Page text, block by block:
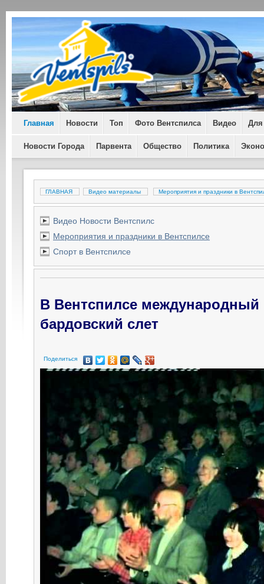
Главная Новости Топ Фото Вентспилса Видео Для
Новости Города Парвента Общество Политика
ГЛАВНАЯ Видео материалы Мероприятия и праздники в
Видео Новости Вентспилс
Мероприятия и праздники в Вентспилсе
Спорт в Вентспилсе
В Вентспилсе международный
бардовский слет
Поделиться